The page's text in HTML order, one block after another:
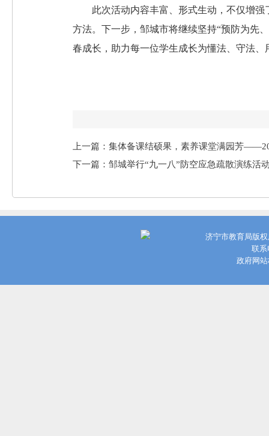
此次活动内容丰富、形式生动，不仅增
方法。下一步，邹城市将继续坚持“预防为先
春成长，助力每一位学生成长为懂法、守法、
上一篇：集体备课结硕果，素养课堂满园芳
下一篇：邹城举行“九一八”防空应急疏散演练活
济宁市教育局版
联系
政府网